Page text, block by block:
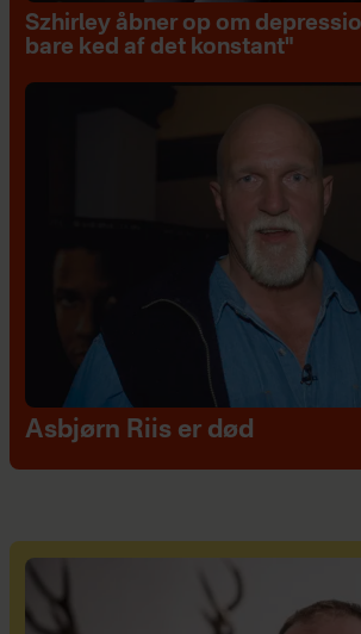
Szhirley åbner op om
bare ked af det konstant"
Asbjørn Riis er død